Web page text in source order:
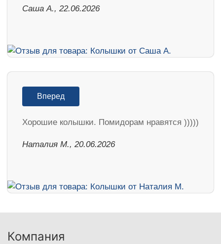
Саша А., 22.06.2026
Вперед
Хорошие колышки. Помидорам нравятся )))))
Наталия М., 20.06.2026
Компания